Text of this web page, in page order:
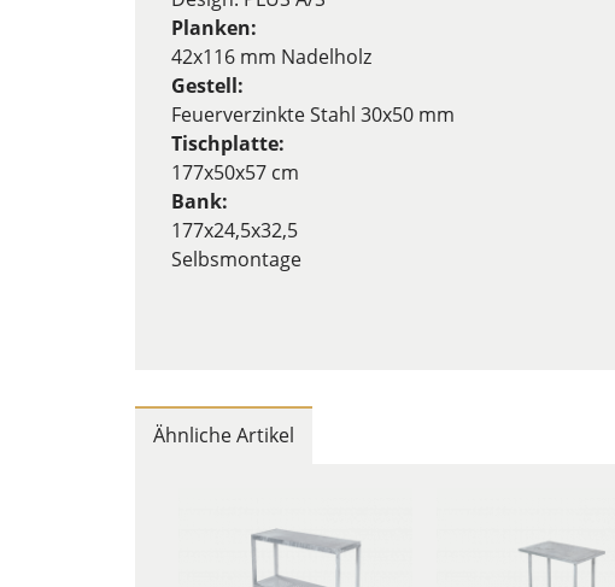
Planken:
42x116 mm Nadelholz
Gestell:
Feuerverzinkte Stahl 30x50 mm
Tischplatte:
177x50x57 cm
Bank:
177x24,5x32,5
Selbsmontage
Ähnliche Artikel